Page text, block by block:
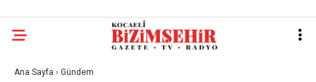
Ana Sayfa › Gündem